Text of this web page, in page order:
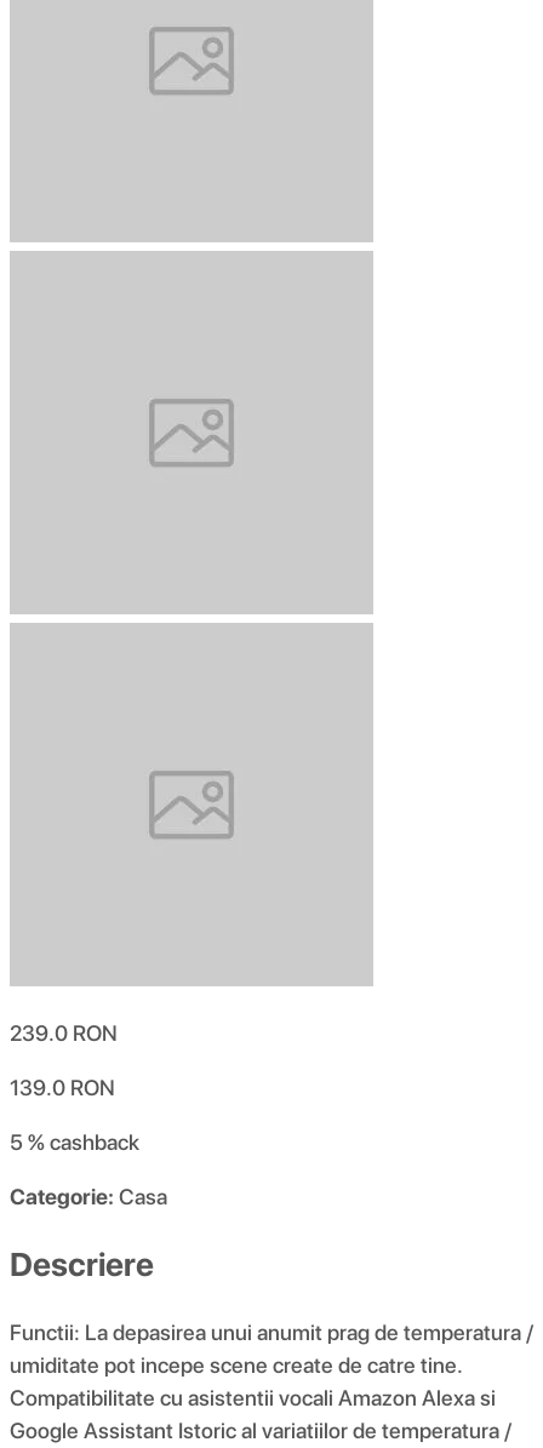
239.0 RON
139.0 RON
5 %cashback
Categorie: Casa
Descriere
Functii: La depasirea unui anumit prag de temperatura /
umiditate pot incepe scene create de catre tine.
Compatibilitate cu asistentii vocali Amazon Alexa si
Google Assistant Istoric al variatiilor de temperatura /